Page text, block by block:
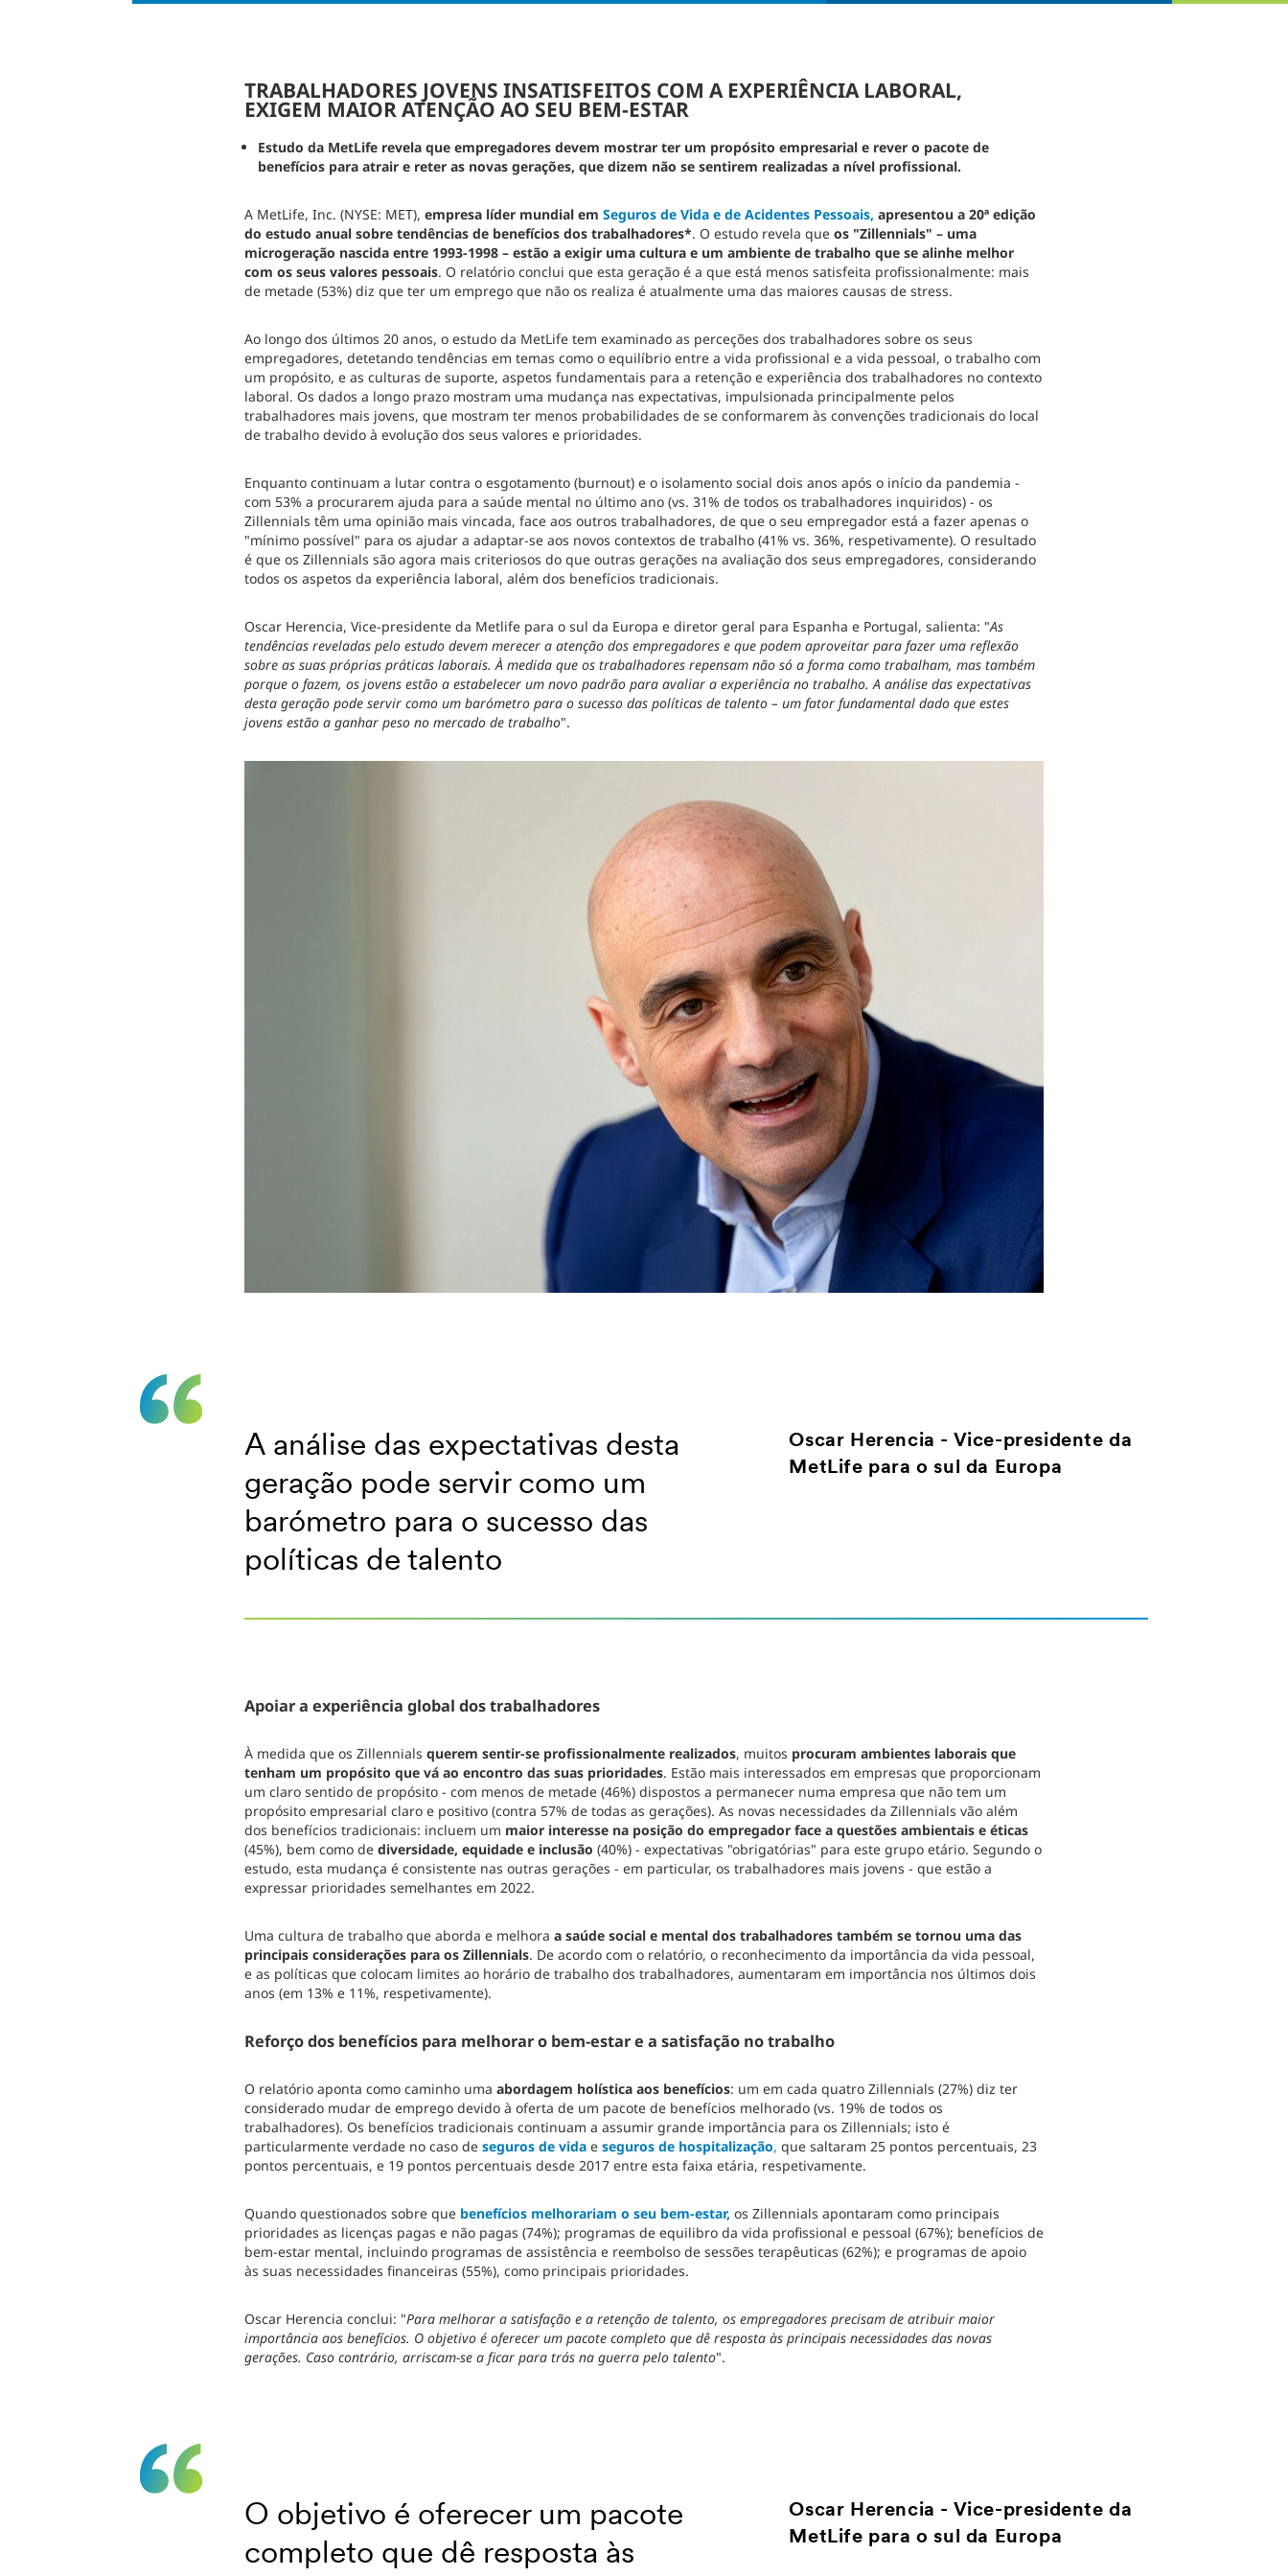
TRABALHADORES JOVENS INSATISFEITOS COM A EXPERIÊNCIA LABORAL,
EXIGEM MAIOR ATENÇÃO AO SEU BEM-ESTAR
Estudo da MetLife revela que empregadores devem mostrar ter um propósito empresarial e rever o pacote de
benefícios para atrair e reter as novas gerações, que dizem não se sentirem realizadas a nível profissional.
A MetLife, Inc. (NYSE: MET), empresa líder mundial em Seguros de Vida e de Acidentes Pessoais, apresentou a 20ª edição
do estudo anual sobre tendências de benefícios dos trabalhadores*. O estudo revela queos "Zillennials" – uma
microgeração nascida entre 1993-1998 – estão a exigir uma cultura e um ambiente de trabalho que se alinhe melhor
com os seus valores pessoais. O relatório conclui que esta geração é a que está menos satisfeita profissionalmente: mais
de metade (53%) diz que ter um emprego que não os realiza é atualmente uma das maiores causas de stress.
Ao longo dos últimos 20 anos, o estudo da MetLife tem examinado as perceções dos trabalhadores sobre os seus
empregadores, detetando tendências em temas como o equilíbrio entre a vida profissional e a vida pessoal, o trabalho com
um propósito, e as culturas de suporte, aspetos fundamentais para a retenção e experiência dos trabalhadores no contexto
laboral. Os dados a longo prazo mostram uma mudança nas expectativas, impulsionada principalmente pelos
trabalhadores mais jovens, que mostram ter menos probabilidades de se conformarem às convenções tradicionais do local
de trabalho devido à evolução dos seus valores e prioridades.
Enquanto continuam a lutar contra o esgotamento (burnout) e o isolamento social dois anos após o início da pandemia -
com 53% a procurarem ajuda para a saúde mental no último ano (vs. 31% de todos os trabalhadores inquiridos) - os
Zillennials têm uma opinião mais vincada, face aos outros trabalhadores, de que o seu empregador está a fazer apenas o
"mínimo possível" para os ajudar a adaptar-se aos novos contextos de trabalho (41% vs. 36%, respetivamente). O resultado
é que os Zillennials são agora mais criteriosos do que outras gerações na avaliação dos seus empregadores, considerando
todos os aspetos da experiência laboral, além dos benefícios tradicionais.
Oscar Herencia, Vice-presidente da Metlife para o sul da Europa e diretor geral para Espanha e Portugal, salienta: "As
tendências reveladas pelo estudo devem merecer a atenção dos empregadores e que podem aproveitar para fazer uma reflexão
sobre as suas próprias práticas laborais. À medida que os trabalhadores repensam não só a forma como trabalham, mas também
porque o fazem, os jovens estão a estabelecer um novo padrão para avaliar a experiência no trabalho. A análise das expectativas
desta geração pode servir como um barómetro para o sucesso das políticas de talento – um fator fundamental dado que estes
jovens estão a ganhar peso no mercado de trabalho".
A análise das expectativas desta
geração pode servir como um
barómetro para o sucesso das
políticas de talento
Oscar Herencia - Vice-presidente da
MetLife para o sul da Europa
Apoiar a experiência global dos trabalhadores
À medida que os Zillennials querem sentir-se profissionalmente realizados, muitos procuram ambientes laborais que
tenham um propósito que vá ao encontro das suas prioridades. Estão mais interessados em empresas que proporcionam
um claro sentido de propósito - com menos de metade (46%) dispostos a permanecer numa empresa que não tem um
propósito empresarial claro e positivo (contra 57% de todas as gerações). As novas necessidades da Zillennials vão além
dos benefícios tradicionais: incluem um maior interesse na posição do empregador face a questões ambientais e éticas
(45%), bem como de diversidade, equidade e inclusão (40%) - expectativas "obrigatórias" para este grupo etário. Segundo o
estudo, esta mudança é consistente nas outras gerações - em particular, os trabalhadores mais jovens - que estão a
expressar prioridades semelhantes em 2022.
Uma cultura de trabalho que aborda e melhora a saúde social e mental dos trabalhadores também se tornou uma das
principais considerações para os Zillennials. De acordo com o relatório, o reconhecimento da importância da vida pessoal,
e as políticas que colocam limites ao horário de trabalho dos trabalhadores, aumentaram em importância nos últimos dois
anos (em 13% e 11%, respetivamente).
Reforço dos benefícios para melhorar o bem-estar e a satisfação no trabalho
O relatório aponta como caminho uma abordagem holística aos benefícios: um em cada quatro Zillennials (27%) diz ter
considerado mudar de emprego devido à oferta de um pacote de benefícios melhorado (vs. 19% de todos os
trabalhadores). Os benefícios tradicionais continuam a assumir grande importância para os Zillennials; isto é
particularmente verdade no caso de seguros de vidae seguros de hospitalização, que saltaram 25 pontos percentuais, 23
pontos percentuais, e 19 pontos percentuais desde 2017 entre esta faixa etária, respetivamente.
Quando questionados sobre que benefícios melhorariam o seu bem-estar, os Zillennials apontaram como principais
prioridades as licenças pagas e não pagas (74%); programas de equilibro da vida profissional e pessoal (67%); benefícios de
bem-estar mental, incluindo programas de assistência e reembolso de sessões terapêuticas (62%); e programas de apoio
às suas necessidades financeiras (55%), como principais prioridades.
Oscar Herencia conclui: "Para melhorar a satisfação e a retenção de talento, os empregadores precisam de atribuir maior
importância aos benefícios. O objetivo é oferecer um pacote completo que dê resposta às principais necessidades das novas
gerações. Caso contrário, arriscam-se a ficar para trás na guerra pelo talento".
O objetivo é oferecer um pacote
completo que dê resposta às
Oscar Herencia - Vice-presidente da
MetLife para o sul da Europa